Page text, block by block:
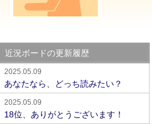
近況ボードの更新履歴
2025.05.09
あなたなら、どっち読みたい？
2025.05.09
18位、ありがとうございます！